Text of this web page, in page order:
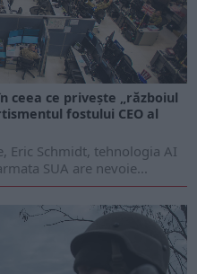
ceea ce privește „războiul
fostului CEO al
Eric Schmidt, tehnologia AI
SUA are nevoie...